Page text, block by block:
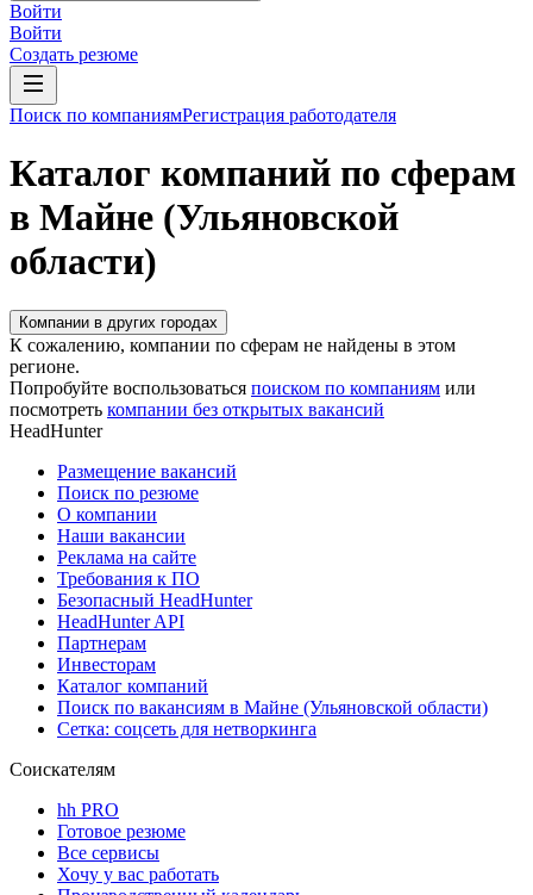
Войти
Войти
Создать резюме
Поиск по компаниямРегистрация работодателя
Каталог компаний по сферам
в Майне (Ульяновской
области)
Компании в других городах
К сожалению, компании по сферам не найдены в этом
регионе.
Попробуйте воспользоваться поиском по компаниям или
посмотреть компании без открытых вакансий
HeadHunter
Размещение вакансий
Поиск по резюме
О компании
Наши вакансии
Реклама на сайте
Требования к ПО
Безопасный HeadHunter
HeadHunter API
Партнерам
Инвесторам
Каталог компаний
Поиск по вакансиям в Майне (Ульяновской области)
Сетка: соцсеть для нетворкинга
Соискателям
hh PRO
Готовое резюме
Все сервисы
Хочу у вас работать